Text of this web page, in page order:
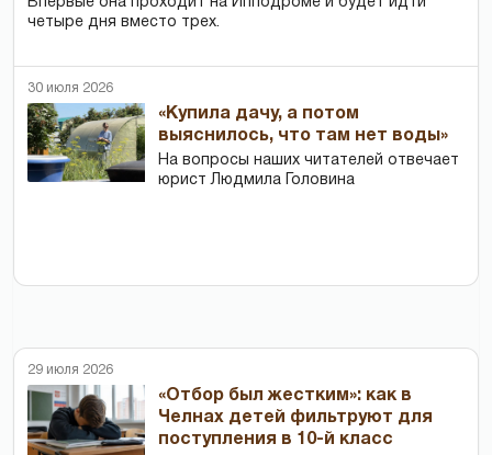
четыре дня вместо трех.
30 июля 2026
«Купила дачу, а потом
выяснилось, что там нет воды»
На вопросы наших читателей отвечает
юрист Людмила Головина
29 июля 2026
«Отбор был жестким»: как в
Челнах детей фильтруют для
поступления в 10-й класс